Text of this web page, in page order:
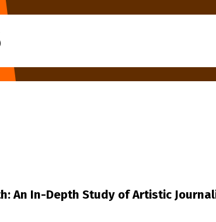
An In-Depth Study of Artistic